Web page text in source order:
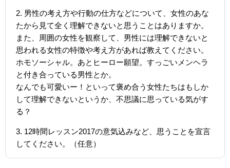
2. 男性の考え方や行動の仕方などについて、女性のあな
たから見て全く理解できないと思うことはありますか。
また、周囲の女性を観察して、男性には理解できないと
思われる女性の特徴や考え方があれば教えてください。
ホモソーシャル。あとヒーロー願望。すっごいメンヘラ
と付き合っている男性とか。
なんでも可愛いー！といって褒め合う女性たちはもしか
して理解できないというか、不思議に思っている気がす
る？
3. 12時間レッスン2017の意気込みなど、思うことを宣言
してください。（任意）